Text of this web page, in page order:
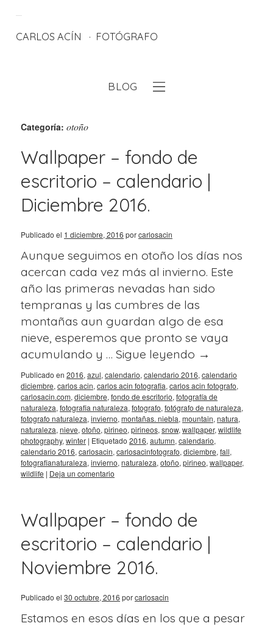
CARLOS ACÍN FOTÓGRAFO
BLOG
Categoría: otoño
Wallpaper – fondo de
escritorio – calendario |
Diciembre 2016.
Publicado el 1 diciembre, 2016 porcarlosacin
Aunque seguimos en otoño los días nos
acercan cada vez más al invierno. Este
año las primeras nevadas han sido
tempranas y las cumbres de las
montañas aun guardan algo de esa
nieve, esperemos que pronto se vaya
acumulando y … Sigue leyendo →
Publicado en 2016, azul, calendario, calendario 2016, calendario
diciembre, carlos acin, carlos acin fotografia, carlos acin fotografo,
carlosacin.com, diciembre, fondo de escritorio, fotografía de
naturaleza, fotografia naturaleza, fotografo, fotógrafo de naturaleza,
fotografo naturaleza, invierno, montañas. niebla, mountain, natura,
naturaleza, nieve, otoño, pirineo, pirineos, snow, wallpaper, wildlife
photography, winter | Etiquetado 2016, autumn, calendario,
calendario 2016, carlosacin, carlosacinfotografo, diciembre, fall,
fotografianaturaleza, invierno, naturaleza, otoño, pirineo, wallpaper,
wildlife | Deja un comentario
Wallpaper – fondo de
escritorio – calendario |
Noviembre 2016.
Publicado el 30 octubre, 2016 porcarlosacin
Estamos en esos días en los que a pesar